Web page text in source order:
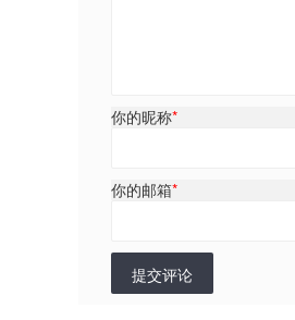
你的昵称*
你的邮箱*
提交评论